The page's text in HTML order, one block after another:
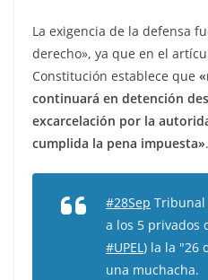
La exigencia de la defensa
derecho», ya que en el
Constitución establece que
continuará en detención
excarcelación por la
cumplida la pena impuesta».
#28Sep
a los 5 privados
#UPEL) la la "26
una muchacha.